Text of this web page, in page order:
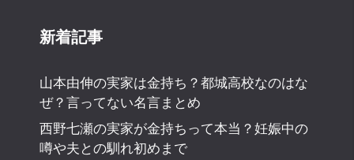
新着記事
山本由伸の実家は金持ち？都城高校なのはな
ぜ？言ってない名言まとめ
西野七瀬の実家が金持ちって本当？妊娠中の
噂や夫との馴れ初めまで